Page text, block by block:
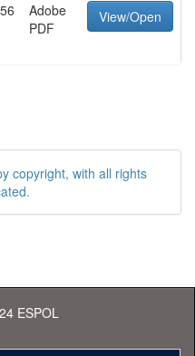
Adobe
PDF
View/Open
copyright, with all rights
ESPOL